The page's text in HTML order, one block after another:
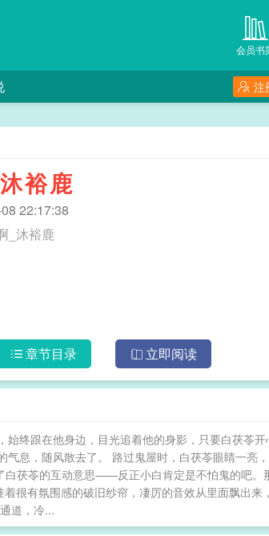
会员书
注
裕鹿
22:17:38
游戏啊_沐裕鹿
章节目录 立即阅读
终跟在他身边，目光追着他的身影，只要白茯苓
息，随风散去了。 路过鬼屋时，白茯苓眼睛一亮
白茯苓的互动意思——反正小白肯定是不怕鬼的吧。
很有氛围感的破旧纱帘，凄厉的音效从里面飘出来
道，冷...